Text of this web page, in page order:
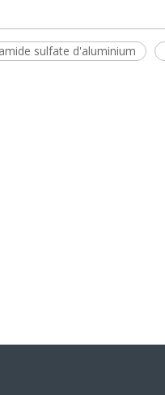
sulfate d'aluminium